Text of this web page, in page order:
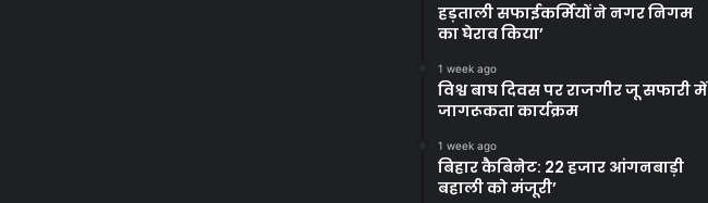
हड़ताली सफाईकर्मियों ने नगर निगम
का घेराव किया’
1 week ago
विश्व बाघ दिवस पर राजगीर जू सफारी में
जागरूकता कार्यक्रम
1 week ago
बिहार कैबिनेट: 22 हजार आंगनबाड़ी
बहाली को मंजूरी’